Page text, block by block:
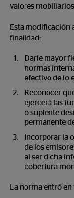
valores
Esta modificación
finalidad:
Darle mayor
normas
efectivo de lo
Reconocer
ejercerá las
o suplente
permanente
Incorporar la
de los
al ser dicha
cobertura
La norma entró